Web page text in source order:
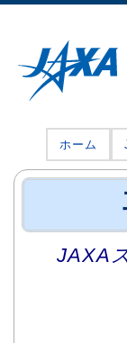
ホーム
JAXA